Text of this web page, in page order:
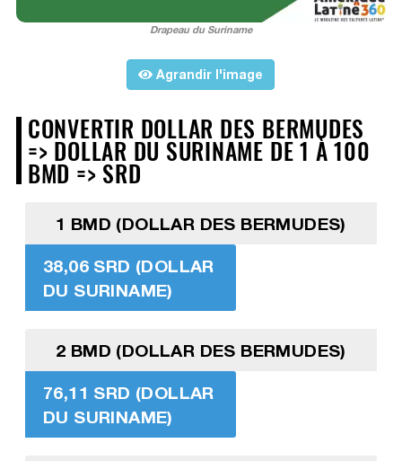
Drapeau du Suriname
Agrandir l'image
CONVERTIR DOLLAR DES BERMUDES
=> DOLLAR DU SURINAME DE 1 À 100
BMD => SRD
1 BMD (DOLLAR DES BERMUDES)
38,06 SRD (DOLLAR
DU SURINAME)
2 BMD (DOLLAR DES BERMUDES)
76,11 SRD (DOLLAR
DU SURINAME)